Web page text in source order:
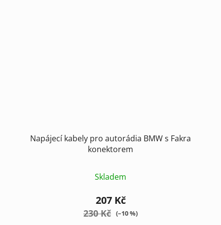
Napájecí kabely pro autorádia BMW s Fakra
konektorem
Skladem
207 Kč
230 Kč (–10 %)